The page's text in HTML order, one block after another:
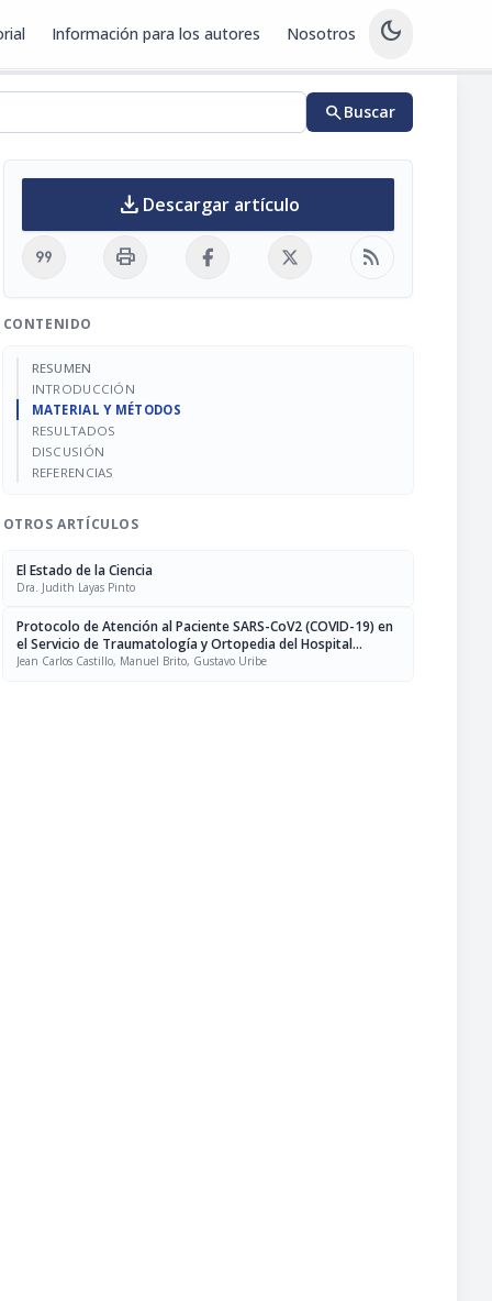
Información para los autores Nosotros dark_mode
searchBuscar
download Descargar artículo
format_quote print rss_feed
CONTENIDO
RESUMEN
INTRODUCCIÓN
MATERIAL Y MÉTODOS
RESULTADOS
DISCUSIÓN
REFERENCIAS
OTROS ARTÍCULOS
El Estado de la Ciencia
Dra. Judith Layas Pinto
Protocolo de Atención al Paciente SARS-CoV2 (COVID-19) en
el Servicio de Traumatología y Ortopedia del Hospital
Central de San Cristóbal
Jean Carlos Castillo, Manuel Brito, Gustavo Uribe